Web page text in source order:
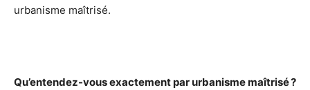
urbanisme maîtrisé.
Qu’entendez-vous exactement par urbanisme maîtrisé ?